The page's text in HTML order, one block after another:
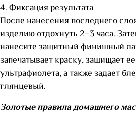
4. Фиксация результата
После нанесения последнего
изделию отдохнуть 2–3 часа.
нанесите защитный финишный
запечатывает краску, защищает
ультрафиолета, а также задает
глянцевый.
Золотые правила домашнего